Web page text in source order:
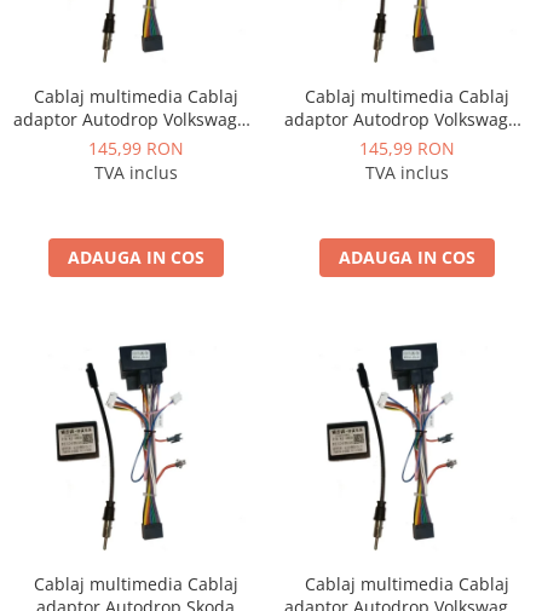
Cablaj multimedia Cablaj
adaptor Autodrop Volkswagen
Tiguan (2010-2015) pentru
Navigații multimedia Android
145,99 RON
TVA inclus
ADAUGA IN COS
Cablaj multimedia Cablaj
adaptor Autodrop Volkswagen
Touran (2011-2015) pentru
Navigații multimedia Android
145,99 RON
TVA inclus
ADAUGA IN COS
Cablaj multimedia Cablaj
Cablaj multimedia Cablaj